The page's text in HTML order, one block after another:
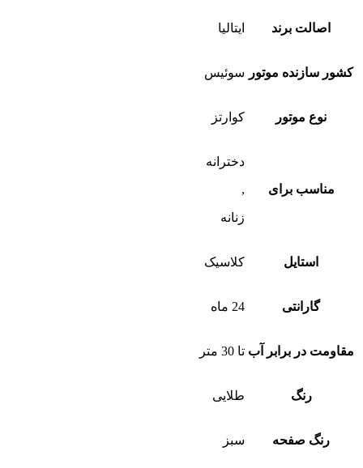
اصالت برند ایتالیا
کشور سازنده موتور سوئیس
نوع موتور کوارتز
مناسب برای
دخترانه
,
زنانه
استایل کلاسیک
گارانتی 24 ماه
مقاومت در برابر آب تا 30 متر
رنگ طلایی
رنگ صفحه سبز